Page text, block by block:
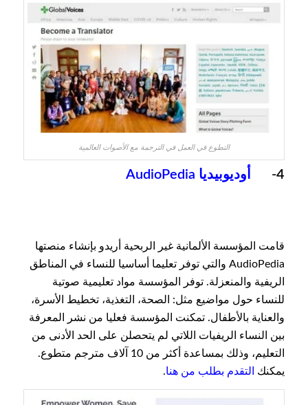
التطوع في العمل في الترجمة مع الأصوات العالمية
4- أوديوبيديا AudioPedia
قامت المؤسسة الألمانية غير الربحية أريدو بإنشاء منصتها
AudioPedia والتي توفر تعليما أساسيا للنساء في المناطق
الريفية والمنعزلة. توفر المؤسسة مواد تعليمية صوتية
للنساء حول مواضيع مثل: الصحة، التغذية، تخطيط الأسرة،
والعناية بالأطفال. تمكنت المؤسسة فعليا من نشر المعرفة
بين النساء الريفيات اللاتي لم يتحصلن على الحد الأدنى من
التعليم، وذلك بمساعدة أكثر من 10 آلاف مترجم متطوع.
يمكنك
التقدم بطلب من هنا.